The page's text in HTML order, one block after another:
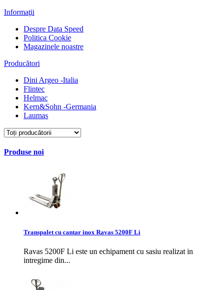
Informaţii
Despre Data Speed
Politica Cookie
Magazinele noastre
Producători
Dini Argeo -Italia
Flintec
Helmac
Kern&Sohn -Germania
Laumas
Produse noi
Transpalet cu cantar inox Ravas 5200F Li
Ravas 5200F Li este un echipament cu sasiu realizat in
intregime din...